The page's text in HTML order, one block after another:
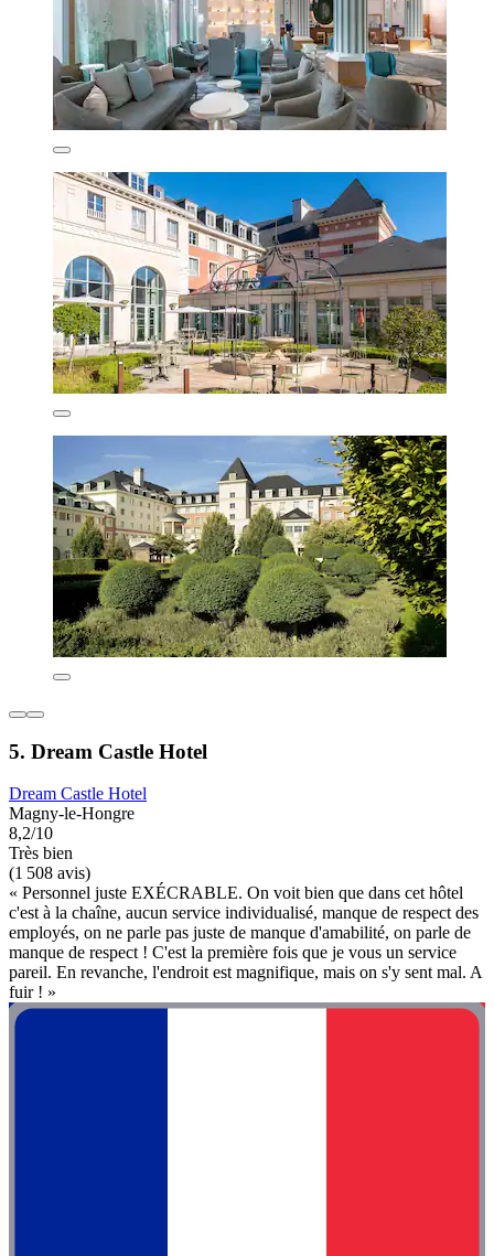
5. Dream Castle Hotel
Dream Castle Hotel
Magny-le-Hongre
8,2/10
Très bien
(1 508 avis)
« Personnel juste EXÉCRABLE. On voit bien que dans cet hôtel
c'est à la chaîne, aucun service individualisé, manque de respect des
employés, on ne parle pas juste de manque d'amabilité, on parle de
manque de respect ! C'est la première fois que je vous un service
pareil. En revanche, l'endroit est magnifique, mais on s'y sent mal. A
fuir ! »